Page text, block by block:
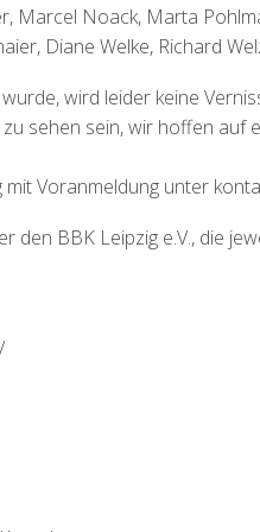
Marcel Noack, Marta
Diane Welke, Richard
wird leider keine
sehen sein, wir hoffen auf
mit Voranmeldung unter
den BBK Leipzig e.V., die